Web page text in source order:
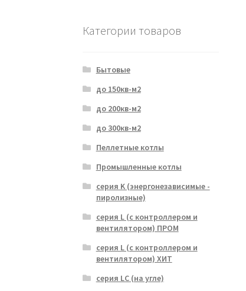
Категории товаров
Бытовые
до 150кв-м2
до 200кв-м2
до 300кв-м2
Пеллетные котлы
Промышленные котлы
серия K (энергонезависимые -
пиролизные)
серия L (с контроллером и
вентилятором) ПРОМ
серия L (с контроллером и
вентилятором) ХИТ
серия LC (на угле)